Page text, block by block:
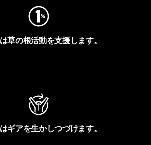
草の根活動を支援します。
ギアを生かしつづけます。